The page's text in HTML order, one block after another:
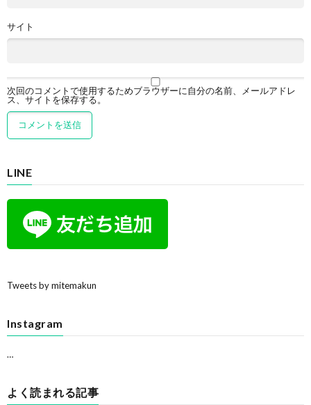
サイト
次回のコメントで使用するためブラウザーに自分の名前、メールアドレ
ス、サイトを保存する。
LINE
Tweets by mitemakun
Instagram
…
よく読まれる記事